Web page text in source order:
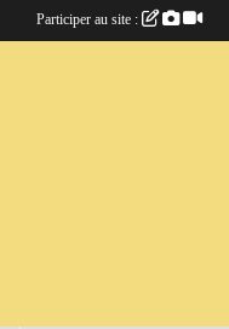
Participer au site :